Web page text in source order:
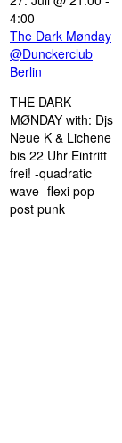
4:00
The Dark Mønday
@Dunckerclub
Berlin
THE DARK
MØNDAY with: Djs
Neue K & Lichene
bis 22 Uhr Eintritt
frei! -quadratic
wave- flexi pop
post punk